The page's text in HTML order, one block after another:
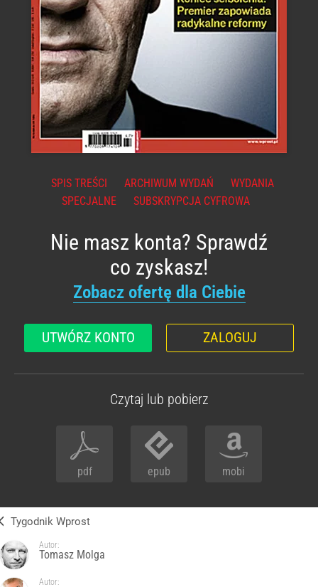
SPIS TREŚCI ARCHIWUM WYDAŃ
WYDANIA
SPECJALNE
SUBSKRYPCJA CYFROWA
Nie masz konta? Sprawdź
co zyskasz!
Zobacz ofertę dla Ciebie
UTWÓRZ KONTO ZALOGUJ
Czytaj lub pobierz
pdf epub mobi
Tygodnik Wprost
Autor:
Tomasz Molga
Autor: